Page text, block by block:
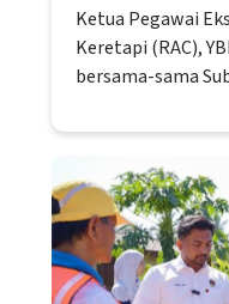
Ketua Pegawai
Keretapi (RAC),
bersama-sama